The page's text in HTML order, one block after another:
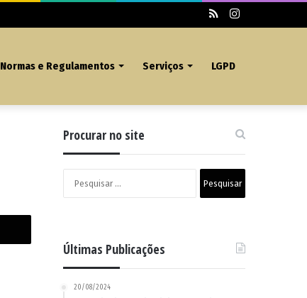
Instagram
RSS
Normas e Regulamentos Serviços LGPD
Procurar no site
por:
Últimas Publicações
20/08/2024